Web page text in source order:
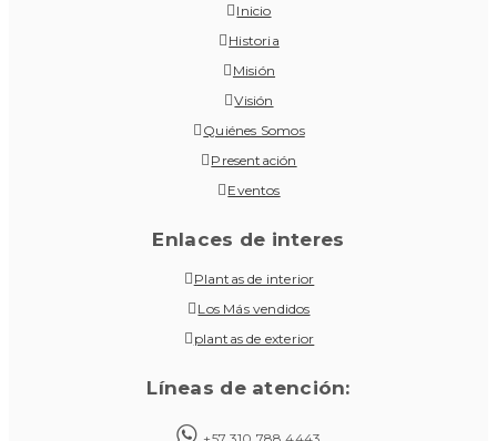
Inicio
Historia
Misión
Visión
Quiénes Somos
Presentación
Eventos
Enlaces de interes
Plantas de interior
Los Más vendidos
plantas de exterior
Líneas de atención: